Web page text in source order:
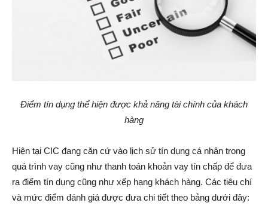
Điểm tín dụng thể hiện được khả năng tài chính của khách
hàng
Hiện tại CIC đang căn cứ vào lịch sử tín dụng cá nhân trong
quá trình vay cũng như thanh toán khoản vay tín chấp để đưa
ra điểm tín dụng cũng như xếp hạng khách hàng. Các tiêu chí
và mức điểm đánh giá được đưa chi tiết theo bảng dưới đây: